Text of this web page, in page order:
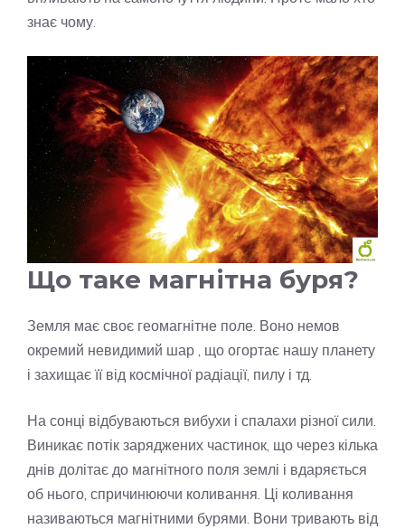
знає чому.
Що таке магнітна буря?
Земля має своє геомагнітне поле. Воно немов
окремий невидимий шар , що огортає нашу планету
і захищає її від космічної радіації, пилу і тд.
На сонці відбуваються вибухи і спалахи різної сили.
Виникає потік заряджених частинок, що через кілька
днів долітає до магнітного поля землі і вдаряється
об нього, спричинюючи коливання. Ці коливання
називаються магнітними бурями. Вони тривають від